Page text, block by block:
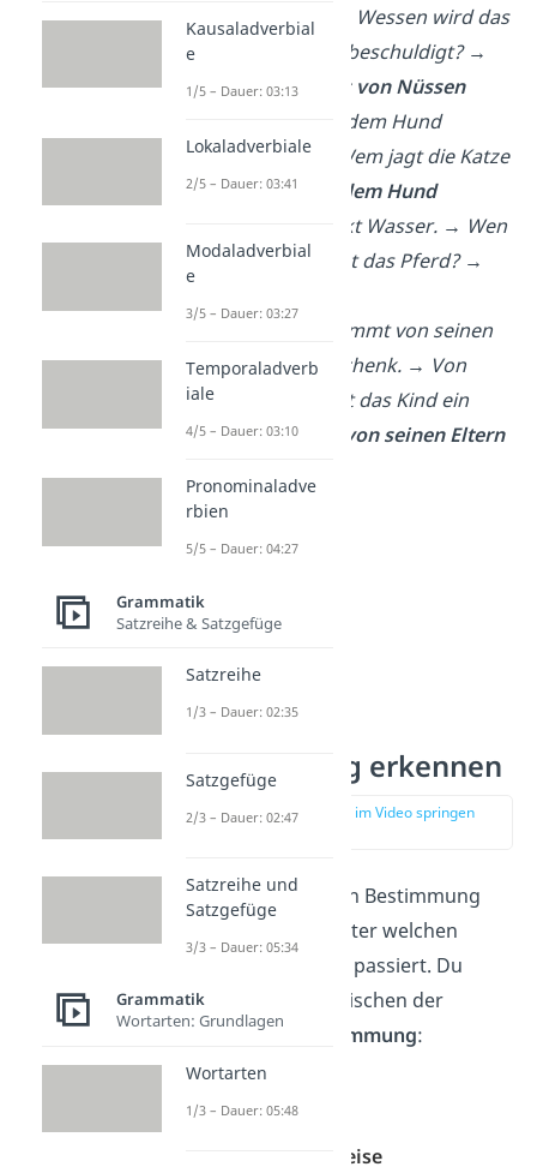
beschuldigt. → Wessen wird das
Eichhörnchen beschuldigt? →
des Diebstahls von Nüssen
Die Katze jagt dem Hund
hinterher.→ Wem jagt die Katze
hinterher? →
dem Hund
Das Pferd trinkt Wasser. → Wen
oder Was trinkt das Pferd? →
Das Kind bekommt von seinen
Eltern ein Geschenk. → Von
wem bekommt das Kind ein
Geschenk? →
von seinen Eltern
Bestimmung erkennen
zur Stelle im Video springen
Mit der adverbialen Bestimmung
beschreibst du, unter welchen
etwas passiert. Du
unterscheidest zwischen der
adverbialen Bestimmung:
desOrtes
derZeit
Art und Weise
Kausaladverbial
e
1/5 – Dauer: 03:13
Lokaladverbiale
2/5 – Dauer: 03:41
Modaladverbial
e
3/5 – Dauer: 03:27
Temporaladverb
iale
4/5 – Dauer: 03:10
Pronominaladve
rbien
5/5 – Dauer: 04:27
Grammatik
Satzreihe & Satzgefüge
Satzreihe
1/3 – Dauer: 02:35
Satzgefüge
2/3 – Dauer: 02:47
Satzreihe und
Satzgefüge
3/3 – Dauer: 05:34
Grammatik
Wortarten: Grundlagen
Wortarten
1/3 – Dauer: 05:48